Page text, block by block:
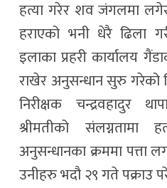
हत्या गरेर शव जंगलमा
हराएको भनी धेरै ढिला
इलाका प्रहरी कार्यालय
राखेर अनुसन्धान सुरु गरेको
निरीक्षक चन्द्रवहादुर
श्रीमतीको
अनुसन्धानका क्रममा पत्ता
उनीहरु भदौ २९ गते पक्राउ